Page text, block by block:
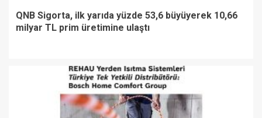
QNB Sigorta, ilk yarıda yüzde 53,6 büyüyerek 10,66
milyar TL prim üretimine ulaştı